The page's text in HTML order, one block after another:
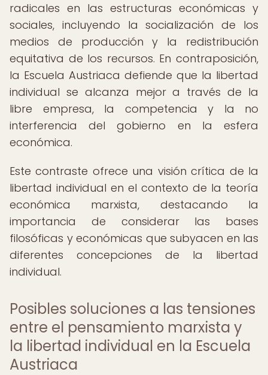
radicales en las estructuras económicas y
sociales, incluyendo la socialización de los
medios de producción y la redistribución
equitativa de los recursos. En contraposición,
la Escuela Austriaca defiende que la libertad
individual se alcanza mejor a través de la
libre empresa, la competencia y la no
interferencia del gobierno en la esfera
económica.
Este contraste ofrece una visión crítica de la
libertad individual en el contexto de la teoría
económica marxista, destacando la
importancia de considerar las bases
filosóficas y económicas que subyacen en las
diferentes concepciones de la libertad
individual.
Posibles soluciones a las tensiones
entre el pensamiento marxista y
la libertad individual en la Escuela
Austriaca